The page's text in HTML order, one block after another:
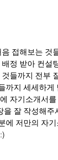
접해보는 것
정 받아 컨설
들까지 전부
까지 세세하
자기소개서
잘 작성해
에 저만의 자